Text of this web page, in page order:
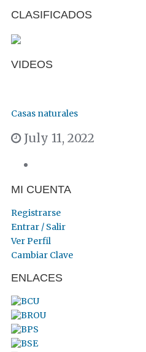
CLASIFICADOS
VIDEOS
Casas naturales
July 11, 2022
MI CUENTA
Registrarse
Entrar / Salir
Ver Perfil
Cambiar Clave
ENLACES